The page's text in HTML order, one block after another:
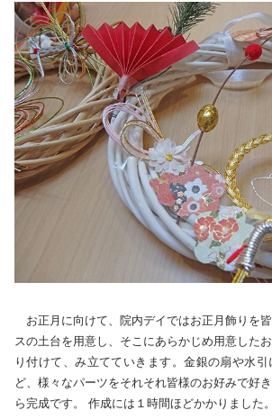
お正月に向けて、院内デイではお正月飾りを
スの土台を用意し、そこにあらかじめ用意した
り付けて、み立てていきます。金銀の扇や水
ど、様々なパーツをそれそれ皆様のお好みで好
ら完成です。 作成には１時間ほどかかりました。